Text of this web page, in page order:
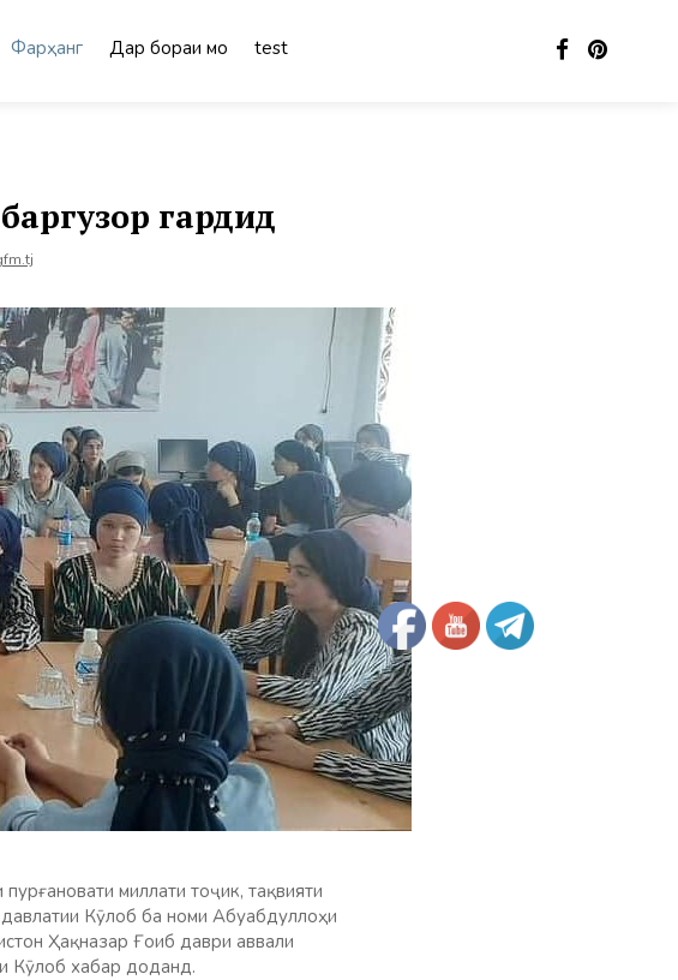
Фарҳанг Дар бораи мо test
гардид
миллати тоҷик, тақвияти
Кӯлоб ба номи Абуабдуллоҳи
Ҳақназар Ғоиб даври аввали
Кӯлоб хабар доданд.